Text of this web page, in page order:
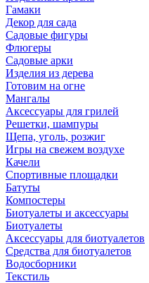
Гамаки
Декор для сада
Садовые фигуры
Флюгеры
Садовые арки
Изделия из дерева
Готовим на огне
Мангалы
Аксессуары для грилей
Решетки, шампуры
Щепа, уголь, розжиг
Игры на свежем воздухе
Качели
Спортивные площадки
Батуты
Компостеры
Биотуалеты и аксессуары
Биотуалеты
Аксессуары для биотуалетов
Средства для биотуалетов
Водосборники
Текстиль